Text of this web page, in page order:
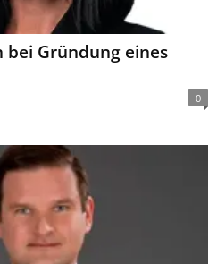
bei Gründung eines
0